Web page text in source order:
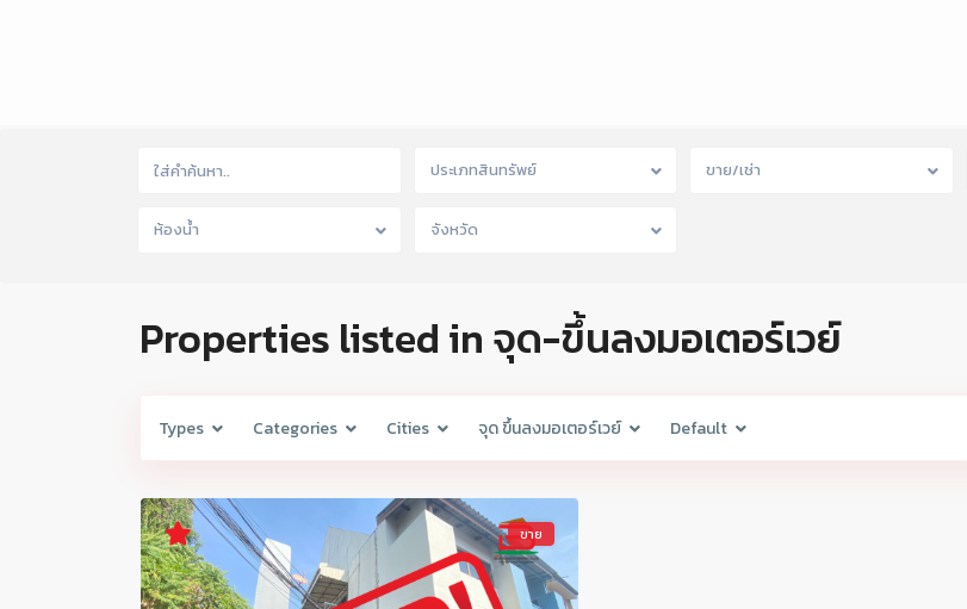
ประเภทสินทรัพย์ ขาย/เช่า
ห้องน้ำ จังหวัด
Properties listed in จุด-ขึ้นลงมอเตอร์เวย์
Types Categories Cities จุด ขึ้นลงมอเตอร์เวย์ Default
ขาย